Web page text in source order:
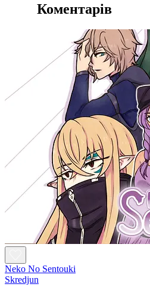
Коментарів
Neko No Sentouki
Skredjun